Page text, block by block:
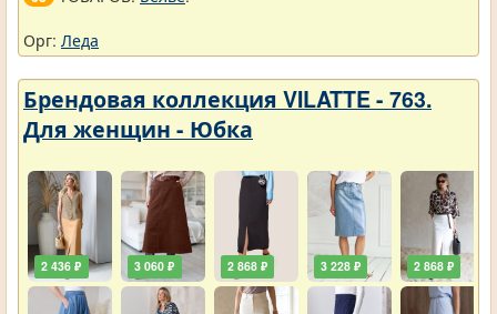
Орг: Леда
Брендовая коллекция VILATTE - 763.
Для женщин - Юбка
2 436 ₽ 3 060 ₽ 2 868 ₽ 3 228 ₽ 2 868 ₽